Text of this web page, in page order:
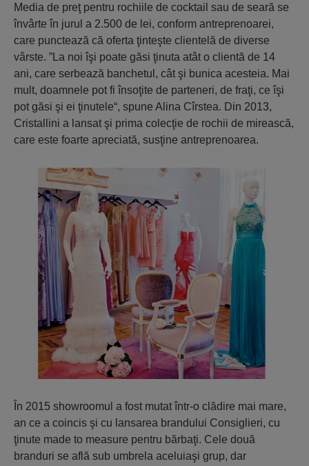
Media de preţ pentru rochiile de cocktail sau de seară se
învârte în jurul a 2.500 de lei, conform antreprenoarei,
care punctează că oferta ţinteşte clientelă de diverse
vârste. ”La noi îşi poate găsi ţinuta atât o clientă de 14
ani, care serbează banchetul, cât şi bunica acesteia. Mai
mult, doamnele pot fi însoţite de parteneri, de fraţi, ce îşi
pot găsi şi ei ţinutele“, spune Alina Cîrstea. Din 2013,
Cristallini a lansat şi prima colecţie de rochii de mirească,
care este foarte apreciată, susţine antreprenoarea.
În 2015 showroomul a fost mutat într-o clădire mai mare,
an ce a coincis şi cu lansarea brandului Consiglieri, cu
ţinute made to measure pentru bărbaţi. Cele două
branduri se află sub umbrela aceluiaşi grup, dar